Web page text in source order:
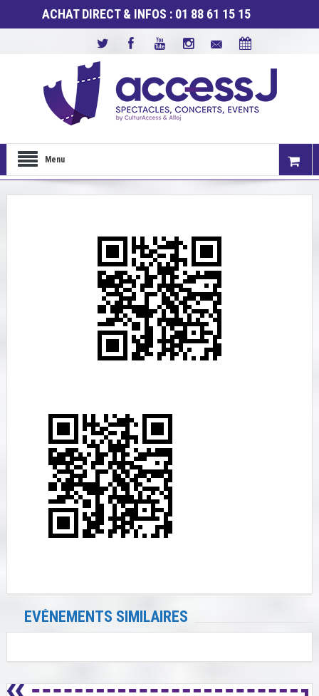
ACHAT DIRECT & INFOS : 01 88 61 15 15
Menu
EVÉNEMENTS SIMILAIRES